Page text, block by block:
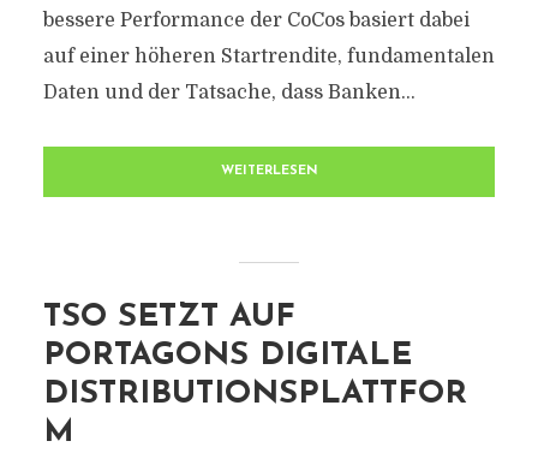
bessere Performance der CoCos basiert dabei
auf einer höheren Startrendite, fundamentalen
Daten und der Tatsache, dass Banken...
WEITERLESEN
TSO SETZT AUF
PORTAGONS DIGITALE
DISTRIBUTIONSPLATTFOR
M